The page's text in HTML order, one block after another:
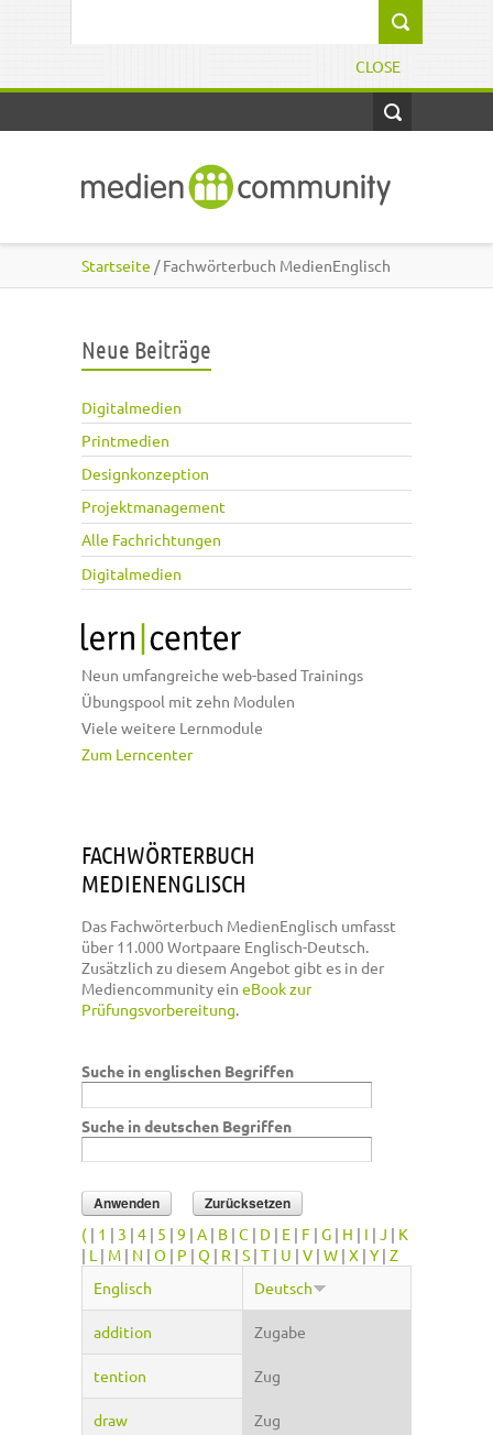
CLOSE
Startseite / Fachwörterbuch MedienEnglisch
Neue Beiträge
Digitalmedien
Printmedien
Designkonzeption
Projektmanagement
Alle Fachrichtungen
Digitalmedien
Neun umfangreiche web-based Trainings
Übungspool mit zehn Modulen
Viele weitere Lernmodule
Zum Lerncenter
FACHWÖRTERBUCH
MEDIENENGLISCH
Das Fachwörterbuch MedienEnglisch umfasst
über 11.000 Wortpaare Englisch-Deutsch.
Zusätzlich zu diesem Angebot gibt es in der
Mediencommunity ein eBook zur
Prüfungsvorbereitung.
Suche in englischen Begriffen
Suche in deutschen Begriffen
( | 1 | 3 | 4 | 5 | 9 | A | B | C | D | E | F | G | H | I | J | K
| L | M | N | O | P | Q | R | S | T | U | V | W | X | Y | Z
Englisch
Deutsch
addition Zugabe
tention Zug
draw Zug